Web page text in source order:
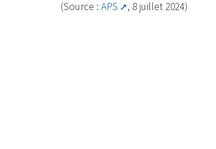
(Source : APS , 8 juillet 2024)